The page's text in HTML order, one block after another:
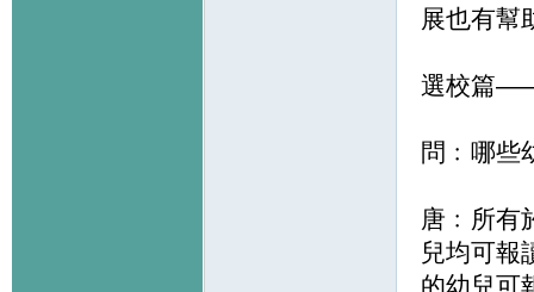
展也有幫
選校篇
問﹕哪些
唐﹕所有
兒均可報
的幼兒可